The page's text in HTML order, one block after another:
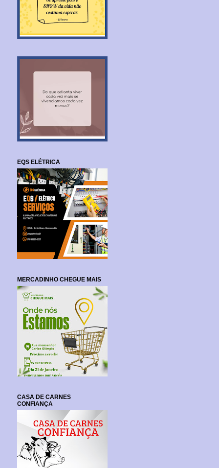
EQS ELÉTRICA
MERCADINHO CHEGUE MAIS
CASA DE CARNES
CONFIANÇA